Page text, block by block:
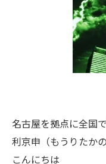
名古屋を拠点に全国
利京申（もうりたかの
こんにちは